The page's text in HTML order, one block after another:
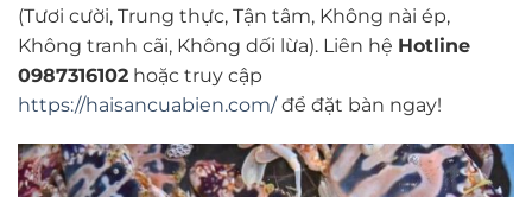
(Tươi cười, Trung thực, Tận tâm, Không nài ép,
Không tranh cãi, Không dối lừa). Liên hệ Hotline
0987316102 hoặc truy cập
https://haisancuabien.com/để đặt bàn ngay!